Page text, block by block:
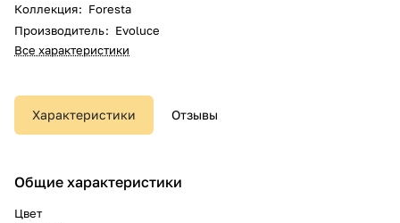
Коллекция: Foresta
Производитель: Evoluce
Все характеристики
Характеристики Отзывы
Общие характеристики
Цвет